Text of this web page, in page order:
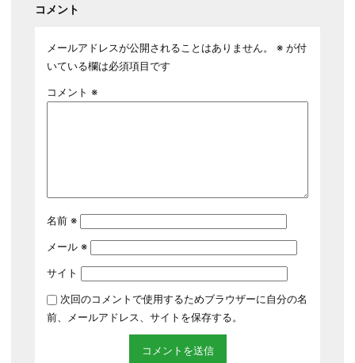
コメント
メールアドレスが公開されることはありません。 ※が付
いている欄は必須項目です
コメント ※
名前 ※
メール ※
サイト
次回のコメントで使用するためブラウザーに自分の名
前、メールアドレス、サイトを保存する。